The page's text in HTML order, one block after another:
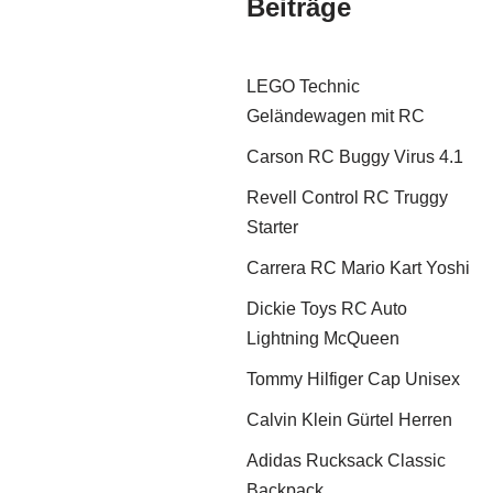
Beiträge
LEGO Technic
Geländewagen mit RC
Carson RC Buggy Virus 4.1
Revell Control RC Truggy
Starter
Carrera RC Mario Kart Yoshi
Dickie Toys RC Auto
Lightning McQueen
Tommy Hilfiger Cap Unisex
Calvin Klein Gürtel Herren
Adidas Rucksack Classic